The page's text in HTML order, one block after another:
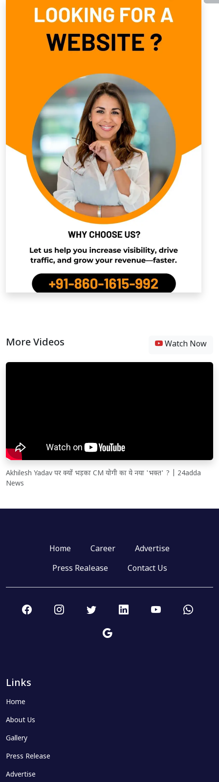
More Videos Watch Now
Akhilesh Yadav पर क्यों भड़का CM योगी का ये नया 'भक्त' ? | 24adda
News
Home Career
Advertise
Press Realease
Contact Us
Links
Home
About Us
Gallery
Press Release
Advertise